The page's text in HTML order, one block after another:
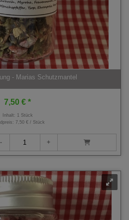
- Marias Schutzmantel
7,50 € *
Inhalt: 1 Stück
7,50 € / Stück